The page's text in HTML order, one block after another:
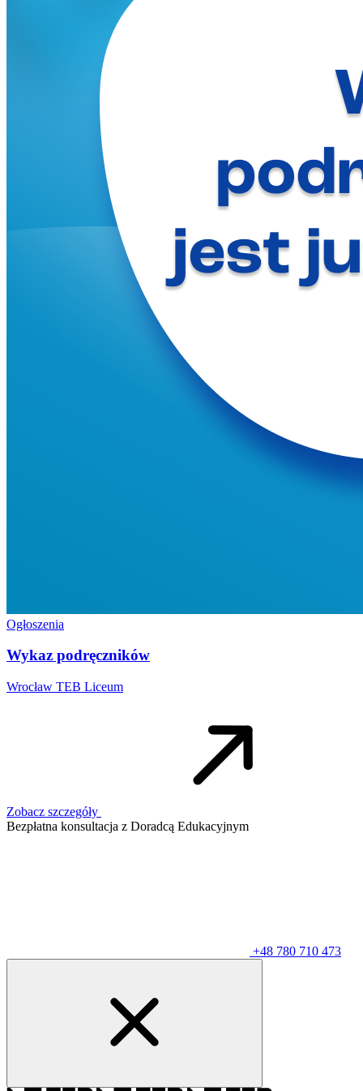
Ogłoszenia
Wykaz podręczników
Wrocław TEB Liceum
Zobacz szczegóły
Bezpłatna konsultacja z Doradcą Edukacyjnym
+48 780 710 473